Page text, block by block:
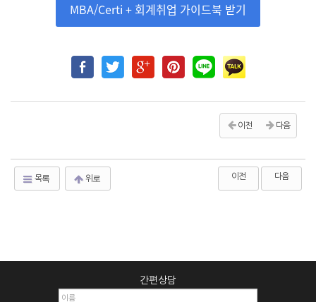
MBA/Certi + 회계취업 가이드북 받기
이전 다음
목록 위로 이전 다음
간편상담